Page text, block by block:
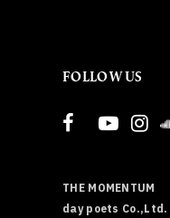
FOLLOW US
THE MOMENTUM
day poets Co.,Ltd.